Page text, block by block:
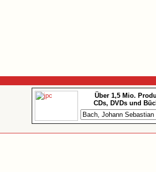
Über 1,5 Mio.
CDs, DVDs und